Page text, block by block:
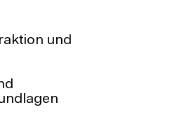
und